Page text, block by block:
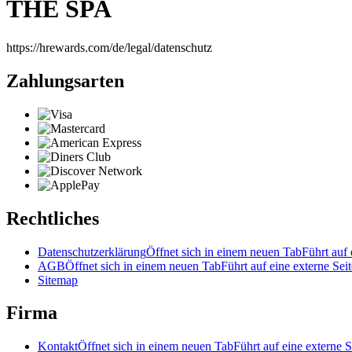
THE SPA
https://hrewards.com/de/legal/datenschutz
Zahlungsarten
Rechtliches
DatenschutzerklärungÖffnet sich in einem neuen TabFührt auf
AGBÖffnet sich in einem neuen TabFührt auf eine externe
Sitemap
Firma
KontaktÖffnet sich in einem neuen TabFührt auf eine externe